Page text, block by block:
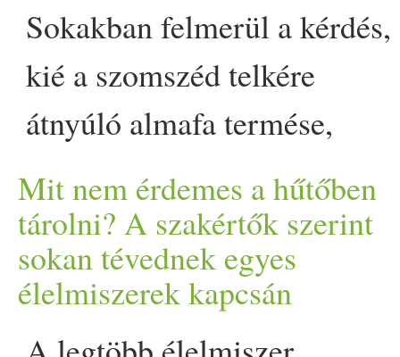
kerül évente feleslegesen a
kukába. Leggyakrabban
készételeket, zöldségeket,
gyümölcs öket és pékárut
dobunk ki. Egy magyar
ember háztartásában évente
átlagosan 60,7 kilogramm
Sokakban felmerül a kérdés,
kié a szomszéd telkére
átnyúló almafa termése,
szedhet-e bárki a
álló cseresznyefáról, és
számít-e, ki gondozza a
növényt. A hatályos magyar
Mit nem érdemes a hűtőben
tárolni? A szakértők szerint
sokan tévednek egyes
élelmiszerek kapcsán